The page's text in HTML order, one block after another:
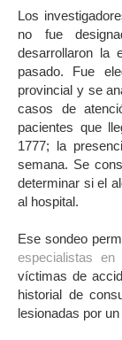
Los
no fue
desarrollaron la
pasado. Fue
provincial y se
casos de
pacientes que
1777; la
semana. Se
determinar si el
al hospital.
Ese sondeo
especialistas en
víctimas de
historial de
lesionadas por